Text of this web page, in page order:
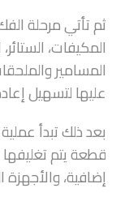
ثم تأتي مرحلة
المكيفات،
المسامير
عليها لتسهيل
بعد ذلك تبدأ
قطعة يتم تغليفها
إضافية،